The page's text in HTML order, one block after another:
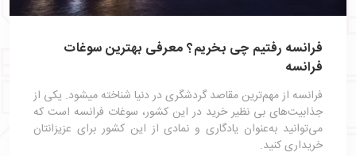
فرانسه رفتیم چی بخریم؟ معرفی بهترین سوغات
فرانسه
فرانسه از مهم‌ترین مقاصد گردشگری در دنیا شناخته میشود. یکی از
جذابیت‌های بی‌ نظیر خرید در این کشور، سوغات فرانسه است که
می‌توانید به‌عنوان یادگاری و نمادی از این کشور برای عزیزانتان
خریداری کنید.